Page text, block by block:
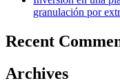
granulación por
Recent
Archives